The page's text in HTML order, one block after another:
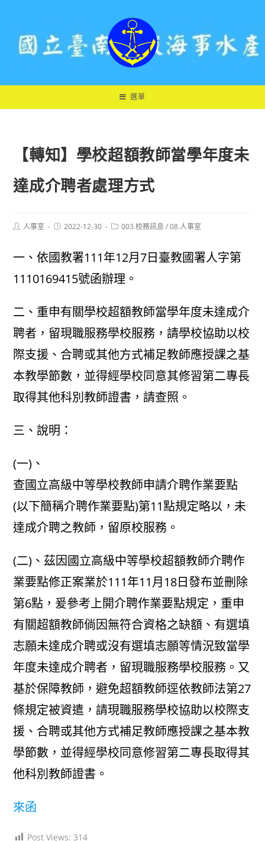
選單
【轉知】學校超額教師當學年度未
達成介聘者處理方式
Post人事室
Post2022-12-30
Post003.校務訊息 / 08.人事室
一、依國教署111年12月7日臺教國署人字第
1110169415號函辦理。
二、重申有關學校超額教師當學年度未達成介
聘者，留現職服務學校服務，請學校協助以校
際支援、合聘或其他方式補足教師應授課之基
本教學節數，並得經學校同意其修習第二專長
取得其他科別教師證書，請查照。
三、說明：
(一)、
查國立高級中等學校教師申請介聘作業要點
(以下簡稱介聘作業要點)第11點規定略以，未
達成介聘之教師，留原校服務。
(二)、茲因國立高級中等學校超額教師介聘作
業要點修正案業於111年11月18日發布並刪除
第6點，爰參考上開介聘作業要點規定，重申
有關超額教師倘因無符合資格之缺額、有選填
志願未達成介聘或沒有選填志願等情況致當學
年度未達成介聘者，留現職服務學校服務。又
基於保障教師，避免超額教師逕依教師法第27
條規定被資遣，請現職服務學校協助以校際支
援、合聘或其他方式補足教師應授課之基本教
學節數，並得經學校同意修習第二專長取得其
他科別教師證書。
來函
Post Views: 314